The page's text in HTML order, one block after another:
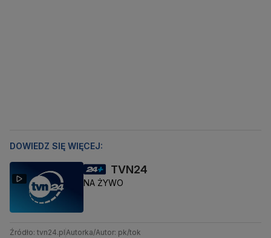
DOWIEDZ SIĘ WIĘCEJ:
TVN24
NA ŻYWO
Źródło: tvn24.plAutorka/Autor: pk/tok